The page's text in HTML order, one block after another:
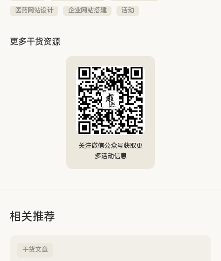
医药网站设计
企业网站搭建 活动
更多干货资源
关注微信公众号获取更
多活动信息
相关推荐
干货文章